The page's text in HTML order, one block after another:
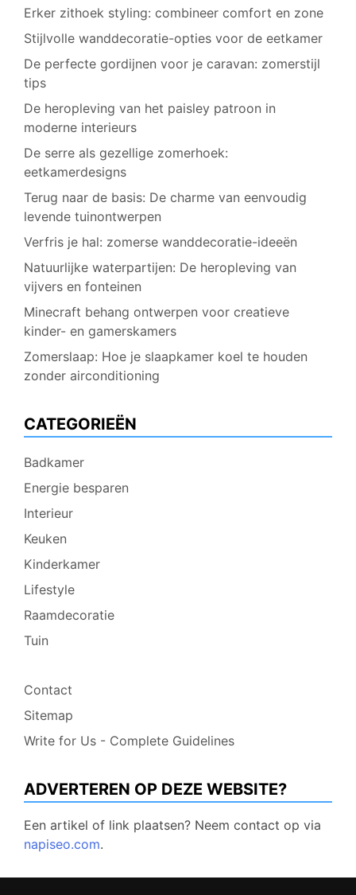
Erker zithoek styling: combineer comfort en zone
Stijlvolle wanddecoratie-opties voor de eetkamer
De perfecte gordijnen voor je caravan: zomerstijl
tips
De heropleving van het paisley patroon in
moderne interieurs
De serre als gezellige zomerhoek:
eetkamerdesigns
Terug naar de basis: De charme van eenvoudig
levende tuinontwerpen
Verfris je hal: zomerse wanddecoratie-ideeën
Natuurlijke waterpartijen: De heropleving van
vijvers en fonteinen
Minecraft behang ontwerpen voor creatieve
kinder- en gamerskamers
Zomerslaap: Hoe je slaapkamer koel te houden
zonder airconditioning
CATEGORIEËN
Badkamer
Energie besparen
Interieur
Keuken
Kinderkamer
Lifestyle
Raamdecoratie
Tuin
Contact
Sitemap
Write for Us - Complete Guidelines
ADVERTEREN OP DEZE WEBSITE?
Een artikel of link plaatsen? Neem contact op via
napiseo.com.